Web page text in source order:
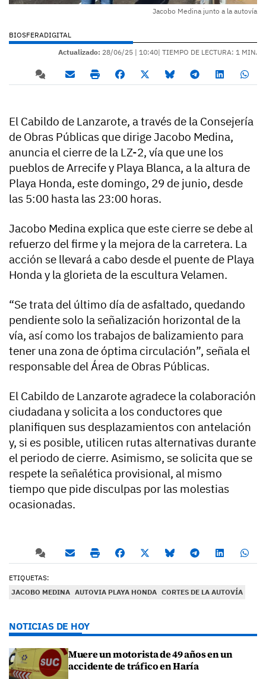
Jacobo Medina junto a la autovía
BIOSFERADIGITAL
Actualizado: 28/06/25 | 10:40| TIEMPO DE LECTURA: 1 MIN.
El Cabildo de Lanzarote, a través de la Consejería
de Obras Públicas que dirige Jacobo Medina,
anuncia el cierre de la LZ-2, vía que une los
pueblos de Arrecife y Playa Blanca, a la altura de
Playa Honda, este domingo, 29 de junio, desde
las 5:00 hasta las 23:00 horas.
Jacobo Medina explica que este cierre se debe al
refuerzo del firme y la mejora de la carretera. La
acción se llevará a cabo desde el puente de Playa
Honda y la glorieta de la escultura Velamen.
“Se trata del último día de asfaltado, quedando
pendiente solo la señalización horizontal de la
vía, así como los trabajos de balizamiento para
tener una zona de óptima circulación”, señala el
responsable del Área de Obras Públicas.
El Cabildo de Lanzarote agradece la colaboración
ciudadana y solicita a los conductores que
planifiquen sus desplazamientos con antelación
y, si es posible, utilicen rutas alternativas durante
el periodo de cierre. Asimismo, se solicita que se
respete la señalética provisional, al mismo
tiempo que pide disculpas por las molestias
ocasionadas.
ETIQUETAS:
JACOBO MEDINA AUTOVIA PLAYA HONDA CORTES DE LA AUTOVÍA
NOTICIAS DE HOY
Muere un motorista de 49 años en un
accidente de tráfico en Haría